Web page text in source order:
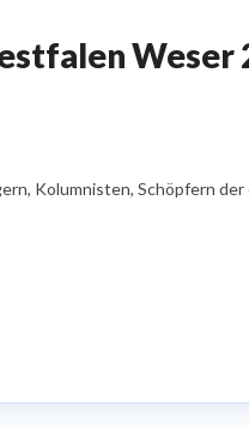
Weser
Kolumnisten, Schöpfern